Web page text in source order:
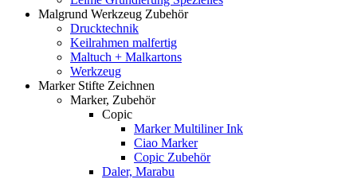
Malgrund Werkzeug Zubehör
Drucktechnik
Keilrahmen malfertig
Maltuch + Malkartons
Werkzeug
Marker Stifte Zeichnen
Marker, Zubehör
Copic
Marker Multiliner Ink
Ciao Marker
Copic Zubehör
Daler, Marabu